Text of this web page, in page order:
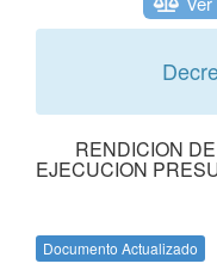
RENDICION
EJECUCION
Documento Actualizado